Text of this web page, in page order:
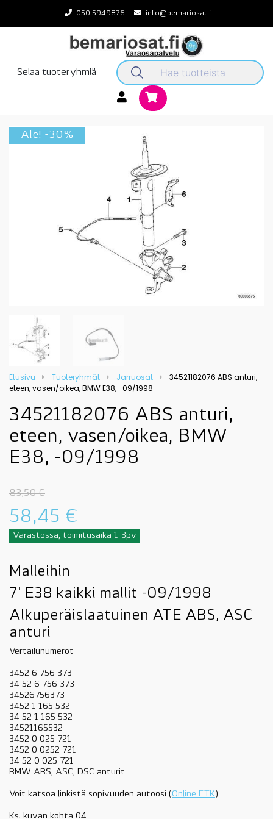
content
050 5949876 info@bemariosat.fi
Selaa tuoteryhmiä
Ale! -30%
Etusivu Tuoteryhmät Jarruosat
34521182076 ABS anturi,
eteen, vasen/oikea, BMW E38, -09/1998
34521182076 ABS anturi,
eteen, vasen/oikea, BMW
E38, -09/1998
83,50€
58,45 €
Varastossa, toimitusaika 1-3pv
Malleihin
7' E38 kaikki mallit -09/1998
Alkuperäislaatuinen ATE ABS, ASC
anturi
Vertailunumerot
3452 6 756 373
34 52 6 756 373
34526756373
3452 1 165 532
34 52 1 165 532
34521165532
3452 0 025 721
3452 0 0252 721
34 52 0 025 721
BMW ABS, ASC, DSC anturit
Voit katsoa linkistä sopivuuden autoosi ( Online ETK )
Ks. kuvan kohta 04